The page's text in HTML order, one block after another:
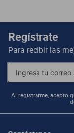
Regístrate
Para recibir las
Al registrarme, acepto